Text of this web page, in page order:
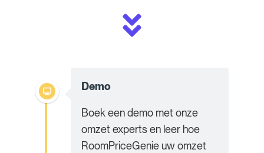
Demo
Boek een demo met onze
omzet experts en leer hoe
RoomPriceGenie uw omzet